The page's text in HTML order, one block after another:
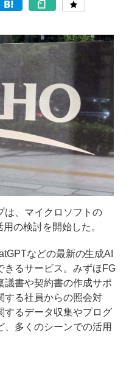
は、マイクロソフトの
の検討を開始した。
などの最新の生成AI
きるサービス。みずほFG
議書や契約書の作成サポ
する社員からの照会対
するデータ収集やプログ
、多くのシーンでの活用